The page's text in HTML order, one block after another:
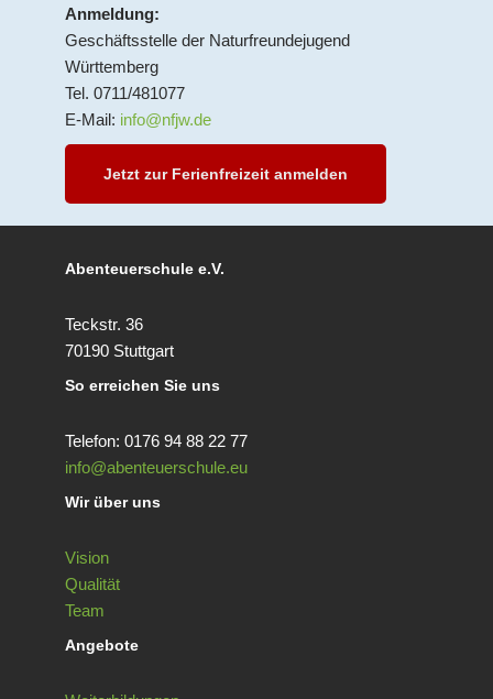
Anmeldung:
Geschäftsstelle der Naturfreundejugend
Württemberg
Tel. 0711/481077
E-Mail: info@nfjw.de
Jetzt zur Ferienfreizeit anmelden
Abenteuerschule e.V.
Teckstr. 36
70190 Stuttgart
So erreichen Sie uns
Telefon: 0176 94 88 22 77
info@abenteuerschule.eu
Wir über uns
Vision
Qualität
Team
Angebote